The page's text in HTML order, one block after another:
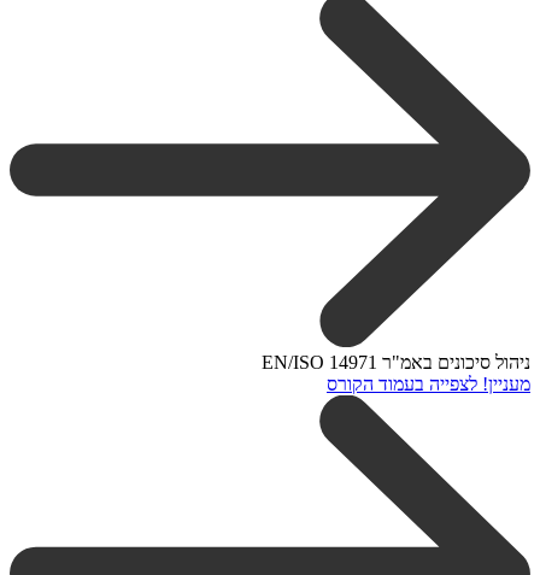
ניהול סיכונים באמ"ר EN/ISO 14971
מעניין! לצפייה בעמוד הקורס